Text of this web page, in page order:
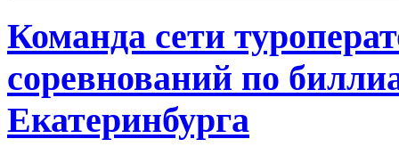
Команда сети
соревнований по
Екатеринбурга